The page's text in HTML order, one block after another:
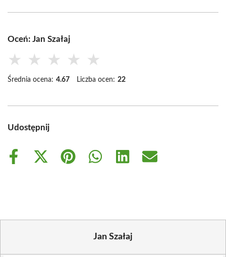
Oceń: Jan Szałaj
★ ★ ★ ★ ★
Średnia ocena: 4.67 Liczba ocen: 22
Udostępnij
Share
Share
Share
Share
Share
Share
Jan Szałaj